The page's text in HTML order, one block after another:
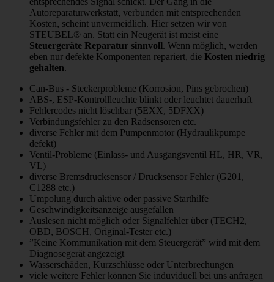
Autoreparaturwerkstatt, verbunden mit entsprechenden
Kosten, scheint unvermeidlich. Hier setzen wir von
STEUBEL® an. Statt ein Neugerät ist meist eine
Steuergeräte Reparatur sinnvoll. Wenn möglich, werden
eben nur defekte Komponenten repariert, die Kosten niedrig
gehalten.
Can-Bus - Steckerprobleme (Korrosion, Pins gebrochen)
ABS-, ESP-Kontrollleuchte blinkt oder leuchtet dauerhaft
Fehlercodes nicht löschbar (5EXX, 5DFXX)
Verbindungsfehler zu den Radsensoren etc.
diverse Fehler mit dem Pumpenmotor (Hydraulikpumpe
defekt)
Ventil-Probleme (Einlass- und Ausgangsventil HL, HR, VR,
VL)
diverse Bremsdrucksensor / Drucksensor Fehler (G201,
C1288 etc.)
Umpolung durch aktive oder passive Starthilfe
Geschwindigkeitsanzeige ausgefallen
Auslesen nicht möglich oder Signalfehler über (TECH2,
OBD, BOSCH, Original-Tester etc.)
”Keine Kommunikation mit dem Steuergerät” wird mit dem
Diagnosegerät angezeigt
Wasserschäden, Kurzschlüsse oder Unterbrechungen
viele weitere Fehler können Sie induviduell bei uns anfragen